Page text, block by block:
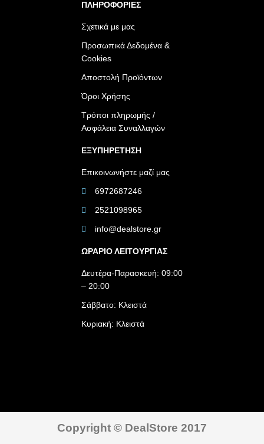
ΠΛΗΡΟΦΟΡΙΕΣ
Σχετικά με μας
Προσωπικά Δεδομένα &
Cookies
Αποστολή Προϊόντων
Όροι Χρήσης
Τρόποι πληρωμής /
Ασφάλεια Συναλλαγών
ΕΞΥΠΗΡΕΤΗΣΗ
Επικοινωνήστε μαζί μας
6972687246
2521098965
info@dealstore.gr
ΩΡΑΡΙΟ ΛΕΙΤΟΥΡΓΙΑΣ​
Δευτέρα-Παρασκευή: 09:00
– 20:00
Σάββατο: Κλειστά
Κυριακή: Κλειστά
Copyright © DealStore 2017